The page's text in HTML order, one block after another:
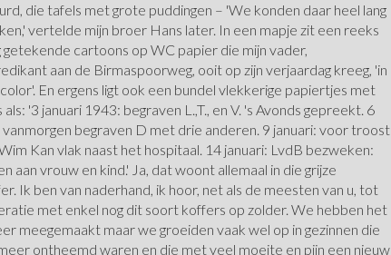
die tafels met grote puddingen – 'We konden daar heel lang
vertelde mijn broer Hans later. In een mapje zit een reeks
getekende cartoons op WC papier die mijn vader,
aan de Birmaspoorweg, ooit op zijn verjaardag kreeg, 'in
En ergens ligt ook een bundel vlekkerige papiertjes met
'3 januari 1943: begraven L.,T., en V. 's Avonds gepreekt. 6
vanmorgen begraven D met drie anderen. 9 januari: voor troost
Kan vlak naast het hospitaal. 14 januari: LvdB bezweken:
aan vrouw en kind.' Ja, dat woont allemaal in die grijze
Ik ben van naderhand, ik hoor, net als de meesten van u, tot
met enkel nog dit soort koffers op zolder. We hebben het
meegemaakt maar we groeiden vaak wel op in gezinnen die
ontheemd waren en die met veel moeite en pijn een nieuw